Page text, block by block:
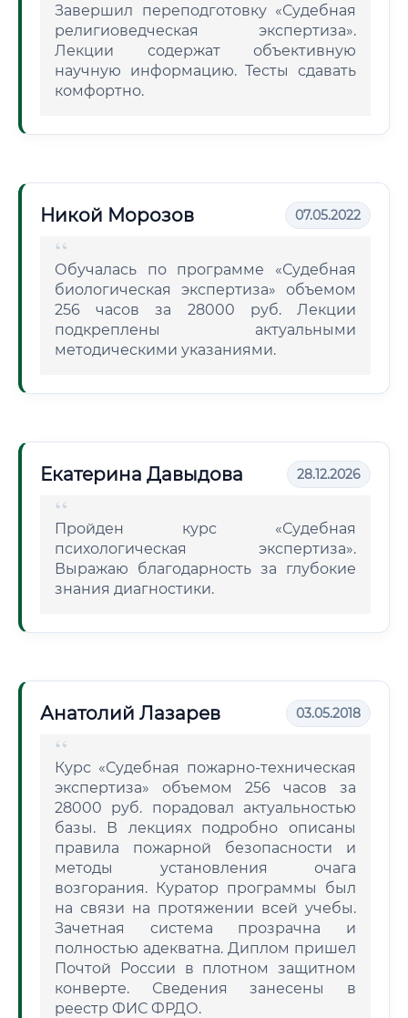
Завершил переподготовку «Судебная
религиоведческая экспертиза».
Лекции содержат объективную
научную информацию. Тесты сдавать
комфортно.
Никой Морозов 07.05.2022
Обучалась по программе «Судебная
биологическая экспертиза» объемом
256 часов за 28000 руб. Лекции
подкреплены актуальными
методическими указаниями.
Екатерина Давыдова 28.12.2026
Пройден курс «Судебная
психологическая экспертиза».
Выражаю благодарность за глубокие
знания диагностики.
Анатолий Лазарев 03.05.2018
Курс «Судебная пожарно-техническая
экспертиза» объемом 256 часов за
28000 руб. порадовал актуальностью
базы. В лекциях подробно описаны
правила пожарной безопасности и
методы установления очага
возгорания. Куратор программы был
на связи на протяжении всей учебы.
Зачетная система прозрачна и
полностью адекватна. Диплом пришел
Почтой России в плотном защитном
конверте. Сведения занесены в
реестр ФИС ФРДО.